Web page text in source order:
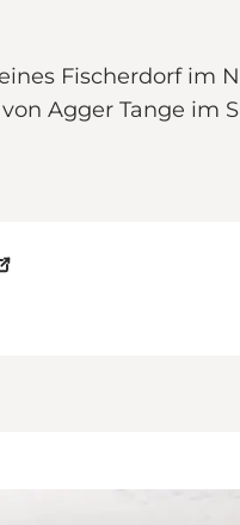
Fischerdorf im
Agger Tange im